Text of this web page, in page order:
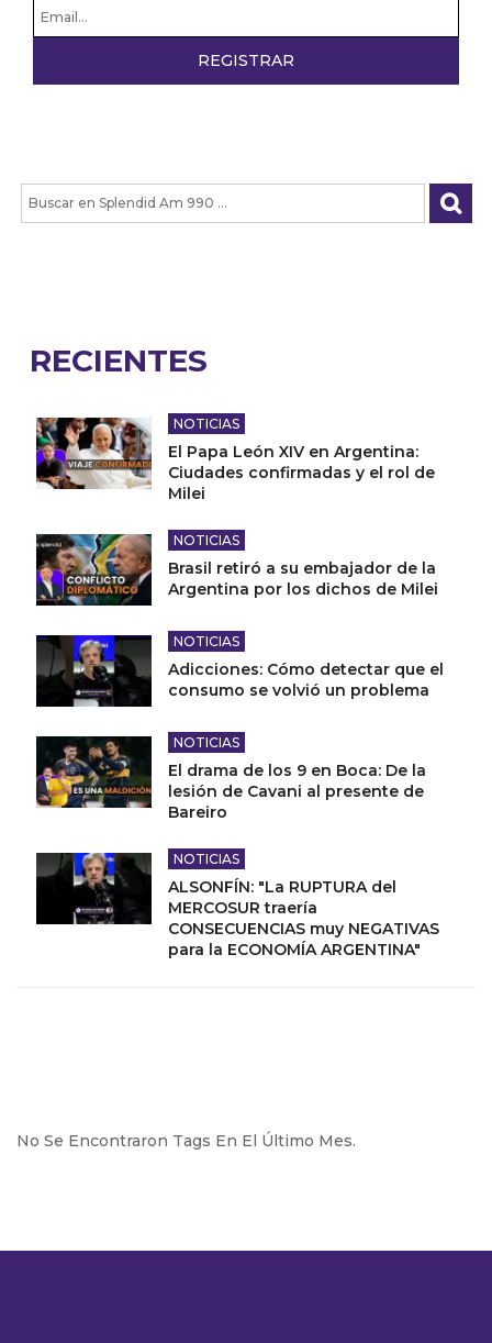
RECIENTES
NOTICIAS
El Papa León XIV en Argentina:
Ciudades confirmadas y el rol de
Milei
NOTICIAS
Brasil retiró a su embajador de la
Argentina por los dichos de Milei
NOTICIAS
Adicciones: Cómo detectar que el
consumo se volvió un problema
NOTICIAS
El drama de los 9 en Boca: De la
lesión de Cavani al presente de
Bareiro
NOTICIAS
ALSONFÍN: "La RUPTURA del
MERCOSUR traería
CONSECUENCIAS muy NEGATIVAS
para la ECONOMÍA ARGENTINA"
No Se Encontraron Tags En El Último Mes.